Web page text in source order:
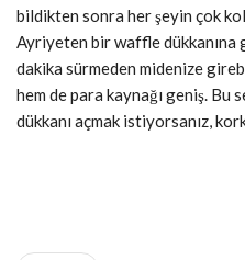
bildikten sonra her şeyin çok
Ayriyeten bir waffle dükkanına
dakika sürmeden midenize
hem de para kaynağı geniş.
dükkanı açmak istiyorsanız,